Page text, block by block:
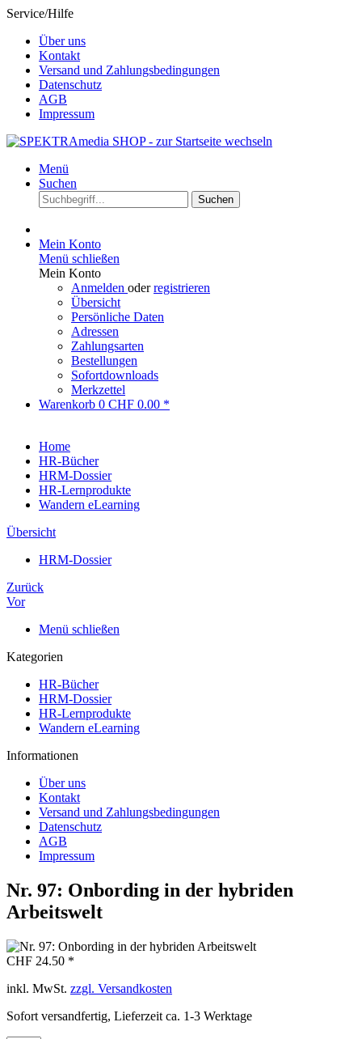
Service/Hilfe
Über uns
Kontakt
Versand und Zahlungsbedingungen
Datenschutz
AGB
Impressum
Menü
Suchen
Suchen
Mein Konto
Menü schließen
Mein Konto
Anmelden oderregistrieren
Übersicht
Persönliche Daten
Adressen
Zahlungsarten
Bestellungen
Sofortdownloads
Merkzettel
Warenkorb 0 CHF 0.00 *
Home
HR-Bücher
HRM-Dossier
HR-Lernprodukte
Wandern eLearning
Übersicht
HRM-Dossier
Zurück
Vor
Menü schließen
Kategorien
HR-Bücher
HRM-Dossier
HR-Lernprodukte
Wandern eLearning
Informationen
Über uns
Kontakt
Versand und Zahlungsbedingungen
Datenschutz
AGB
Impressum
Nr. 97: Onbording in der hybriden
Arbeitswelt
CHF 24.50 *
inkl. MwSt. zzgl. Versandkosten
Sofort versandfertig, Lieferzeit ca. 1-3 Werktage